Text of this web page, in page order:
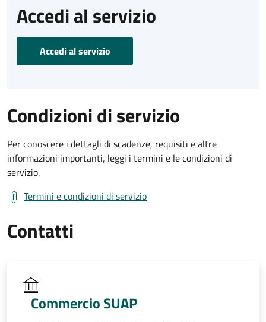
Accedi al servizio
Accedi al servizio
Condizioni di servizio
Per conoscere i dettagli di scadenze, requisiti e altre
informazioni importanti, leggi i termini e le condizioni di
servizio.
Termini e condizioni di servizio
Contatti
Commercio SUAP